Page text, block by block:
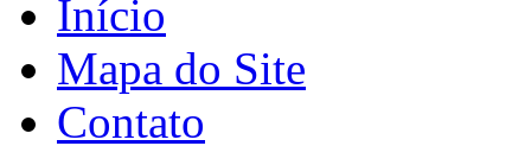
Início
Mapa do Site
Contato